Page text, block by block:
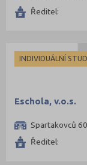
Ředitel:
INDIVIDUÁLNÍ
Eschola, v.o.s.
Spartakovců
Ředitel: